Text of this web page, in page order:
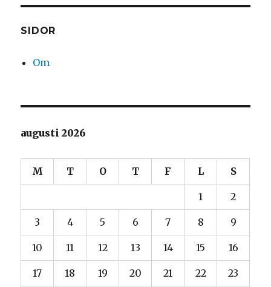
SIDOR
Om
augusti 2026
M T O T F L S
1 2
3 4 5 6 7 8 9
10 11 12 13 14 15 16
17 18 19 20 21 22 23